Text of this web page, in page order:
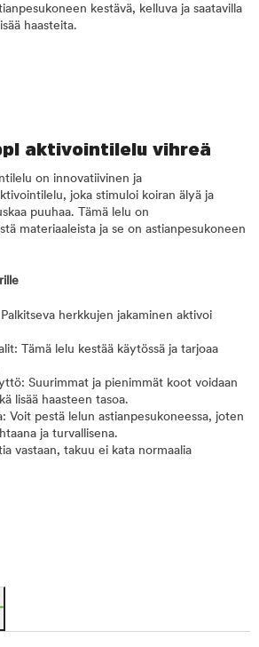
kestävä, kelluva ja saatavilla
haasteita.
aktivointilelu vihreä
on innovatiivinen ja
joka stimuloi koiran älyä ja
puuhaa. Tämä lelu on
materiaaleista ja se on astianpesukoneen
herkkujen jakaminen aktivoi
Tämä lelu kestää käytössä ja tarjoaa
Suurimmat ja pienimmät koot voidaan
lisää haasteen tasoa.
Voit pestä lelun astianpesukoneessa, joten
ja turvallisena.
vastaan, takuu ei kata normaalia